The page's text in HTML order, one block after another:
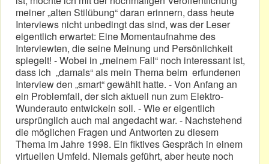
meiner „alten Stilübung“ daran erinnern, dass heute
Interviews nicht unbedingt das sind, was der Leser
eigentlich erwartet: Eine Momentaufnahme des
Interviewten, die seine Meinung und Persönlichkeit
spiegelt! - Wobei in „meinem Fall“ noch interessant ist,
dass ich „damals“ als mein Thema beim erfundenen
Interview den „smart“ gewählt hatte. - Von Anfang an
ein Problemfall, der sich aktuell nun zum Elektro-
Wunderauto entwickeln soll. - Wie er eigentlich
ursprünglich auch mal angedacht war. - Nachstehend
die möglichen Fragen und Antworten zu diesem
Thema im Jahre 1998. Ein fiktives Gespräch in einem
virtuellen Umfeld. Niemals geführt, aber heute noch